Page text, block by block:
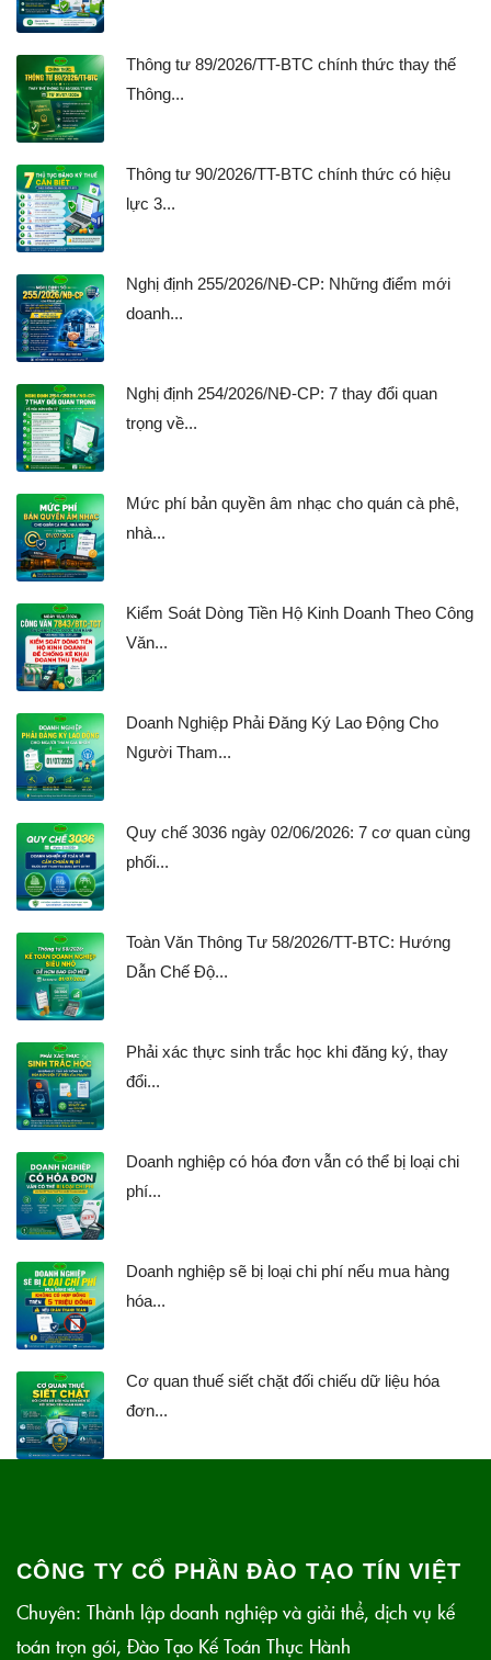
Thông tư 89/2026/TT-BTC chính thức thay thế
Thông...
Thông tư 90/2026/TT-BTC chính thức có hiệu
lực 3...
Nghị định 255/2026/NĐ-CP: Những điểm mới
doanh...
Nghị định 254/2026/NĐ-CP: 7 thay đổi quan
trọng về...
Mức phí bản quyền âm nhạc cho quán cà phê,
nhà...
Kiểm Soát Dòng Tiền Hộ Kinh Doanh Theo Công
Văn...
Doanh Nghiệp Phải Đăng Ký Lao Động Cho
Người Tham...
Quy chế 3036 ngày 02/06/2026: 7 cơ quan cùng
phối...
Toàn Văn Thông Tư 58/2026/TT-BTC: Hướng
Dẫn Chế Độ...
Phải xác thực sinh trắc học khi đăng ký, thay
đổi...
Doanh nghiệp có hóa đơn vẫn có thể bị loại chi
phí...
Doanh nghiệp sẽ bị loại chi phí nếu mua hàng
hóa...
Cơ quan thuế siết chặt đối chiếu dữ liệu hóa
đơn...
CÔNG TY CỔ PHẦN ĐÀO TẠO TÍN VIỆT
Chuyên: Thành lập doanh nghiệp và giải thể, dịch vụ kế
toán trọn gói, Đào Tạo Kế Toán Thực Hành